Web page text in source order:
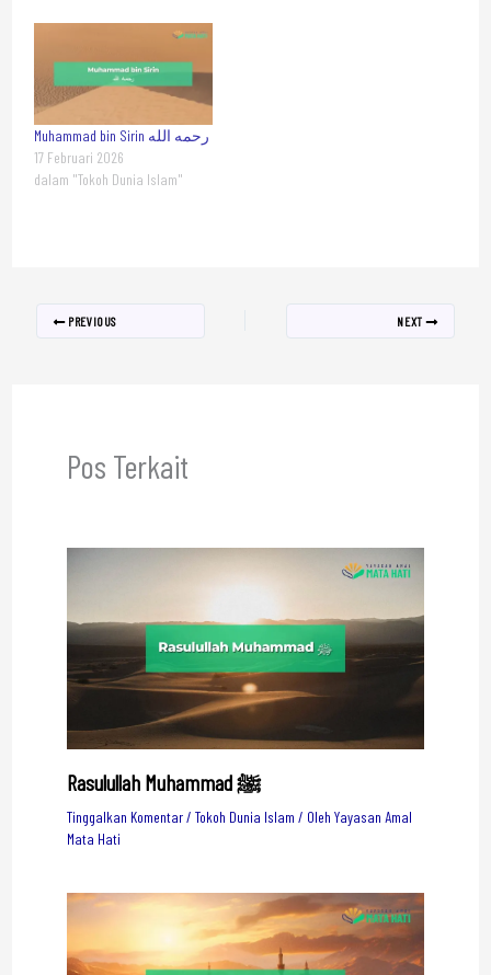
Muhammad bin Sirin رحمه الله
17 Februari 2026
dalam "Tokoh Dunia Islam"
PREVIOUS NEXT
Pos Terkait
Rasulullah Muhammad ﷺ
Tinggalkan Komentar/ Tokoh Dunia Islam / Oleh Yayasan Amal
Mata Hati